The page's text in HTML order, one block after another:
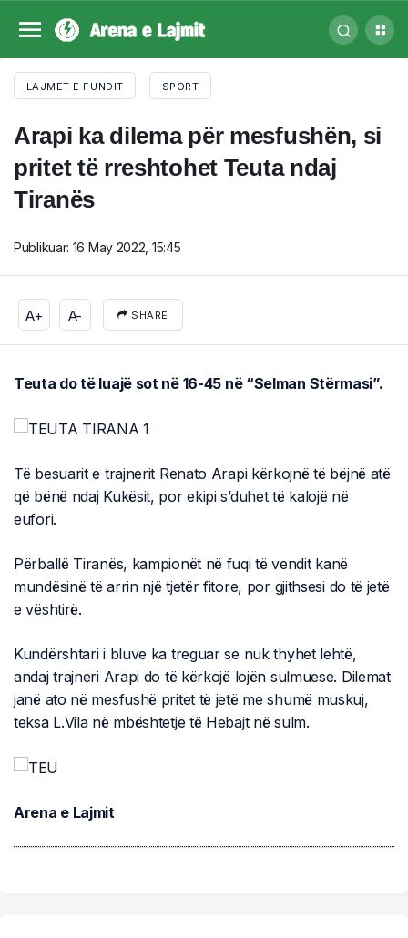
LAJMET E FUNDIT SPORT
Arapi ka dilema për mesfushën, si
pritet të rreshtohet Teuta ndaj
Tiranës
Publikuar: 16 May 2022, 15:45
A+ A- SHARE
Teuta do të luajë sot në 16-45 në “Selman Stërmasi”.
Të besuarit e trajnerit Renato Arapi kërkojnë të bëjnë atë
që bënë ndaj Kukësit, por ekipi s’duhet të kalojë në
eufori.
Përballë Tiranës, kampionët në fuqi të vendit kanë
mundësinë të arrin një tjetër fitore, por gjithsesi do të jetë
e vështirë.
Kundërshtari i bluve ka treguar se nuk thyhet lehtë,
andaj trajneri Arapi do të kërkojë lojën sulmuese. Dilemat
janë ato në mesfushë pritet të jetë me shumë muskuj,
teksa L.Vila në mbështetje të Hebajt në sulm.
Arena e Lajmit